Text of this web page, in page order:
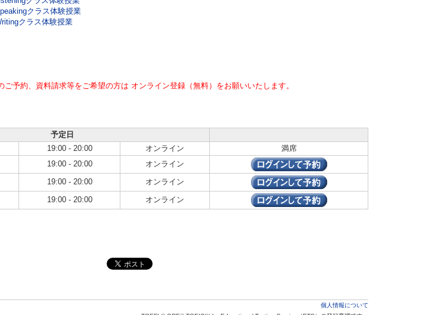
クラス体験授業
クラス体験授業
予約、資料請求等をご希望の方は オンライン登録（無料）をお願いいたします。
予定日
19:00 - 20:00 オンライン
満席
19:00 - 20:00
オンライン
19:00 - 20:00
オンライン
19:00 - 20:00 オンライン
個人情報について